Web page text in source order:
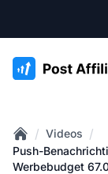
:site.title
Home
/ Videos /
Push-
Werbebudget